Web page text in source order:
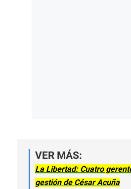
VER MÁS:
La Libertad: Cuatro
gestión de César Acuña